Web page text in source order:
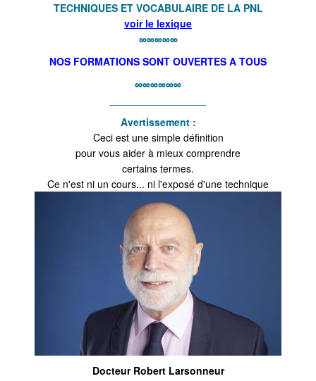
TECHNIQUES ET VOCABULAIRE DE LA PNL
voir le lexique
∞∞∞∞∞
NOS FORMATIONS SONT OUVERTES A TOUS
∞∞∞∞∞∞
Avertissement :
Ceci est une simple définition
pour vous aider à mieux comprendre
certains termes.
Ce n'est ni un cours... ni l'exposé d'une technique
Docteur Robert Larsonneur